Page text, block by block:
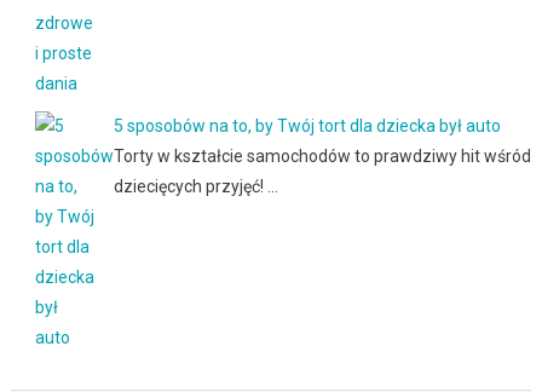
5 sposobów na to, by Twój tort dla dziecka był auto
Torty w kształcie samochodów to prawdziwy hit wśród
dziecięcych przyjęć! …